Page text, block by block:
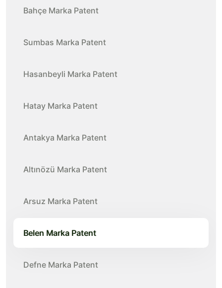
Bahçe Marka Patent
Sumbas Marka Patent
Hasanbeyli Marka Patent
Hatay Marka Patent
Antakya Marka Patent
Altınözü Marka Patent
Arsuz Marka Patent
Belen Marka Patent
Defne Marka Patent